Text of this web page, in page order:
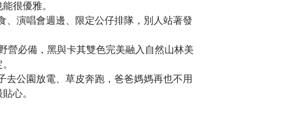
很優雅。
、演唱會週邊、限定公仔排隊，別人站著發
營必備，黑與卡其雙色完美融入自然山林美
去公園放電、草皮奔跑，爸爸媽媽再也不用
心。